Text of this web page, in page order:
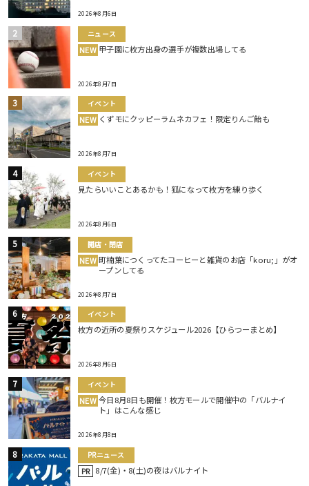
2026年8月6日
ニュース
NEW 甲子園に枚方出身の選手が複数出場してる
2026年8月7日
イベント
NEW くずモにクッピーラムネカフェ！限定りんご飴も
2026年8月7日
イベント
見たらいいことあるかも！狐になって枚方を練り歩く
2026年8月6日
開店・閉店
NEW 町楠葉につくってたコーヒーと雑貨のお店「koru;」がオ
ープンしてる
2026年8月7日
イベント
枚方の近所の夏祭りスケジュール2026【ひらつーまとめ】
2026年8月6日
イベント
NEW 今日8月8日も開催！枚方モールで開催中の「バルナイ
ト」はこんな感じ
2026年8月8日
PRニュース
PR 8/7(金)・8(土)の夜はバルナイト